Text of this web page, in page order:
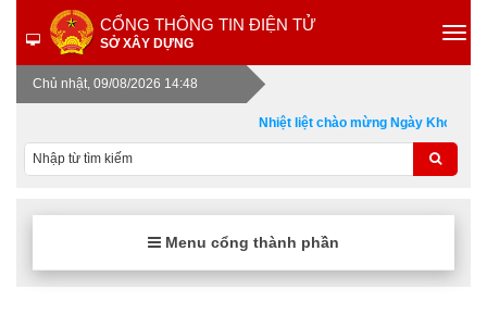
CỔNG THÔNG TIN ĐIỆN TỬ
SỞ XÂY DỰNG
Chủ nhật, 09/08/2026 14:48
Nhiệt liệt chào mừng Ngày Khoa
Menu cổng thành phần